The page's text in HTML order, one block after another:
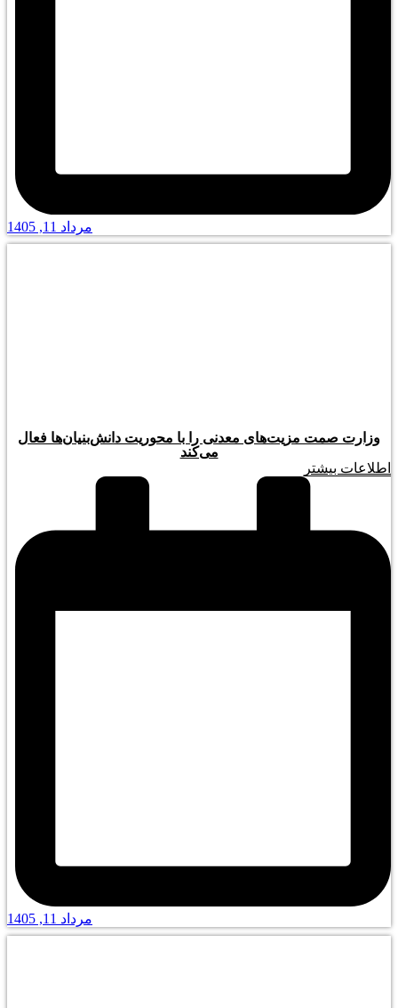
مرداد 11, 1405
وزارت صمت مزیت‌های معدنی را با محوریت دانش‌بنیان‌ها فعال
می‌کند
اطلاعات بیشتر
مرداد 11, 1405